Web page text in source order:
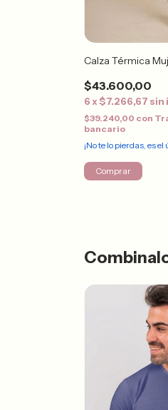
Calza Térmica
$43.600,00
6x$7.266,67 sin
$39.240,00 con
bancario
¡No te lo pierdas, es el
Comprar